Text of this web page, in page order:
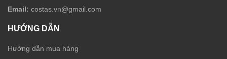
Email: costas.vn@gmail.com
HƯỚNG DẪN
Hướng dẫn mua hàng